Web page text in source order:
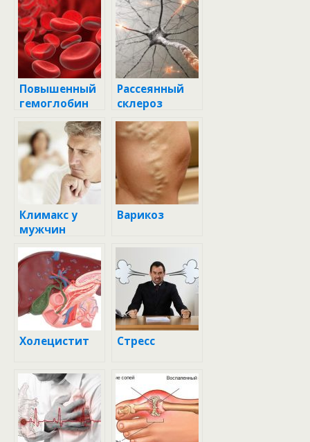
Повышенный
гемоглобин
Рассеянный
склероз
Климакс у
мужчин
Варикоз
Холецистит Стресс